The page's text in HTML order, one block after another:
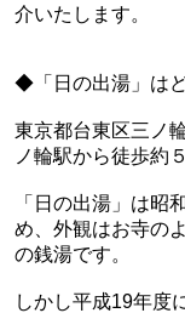
介いたします。
◆「日の出湯」は
東京都台東区三ノ
ノ輪駅から徒歩約
「日の出湯」は昭
め、外観はお寺の
の銭湯です。
しかし平成19年度